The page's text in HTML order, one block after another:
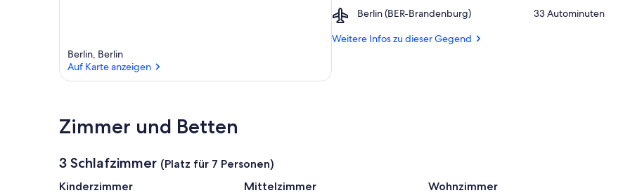
Berlin, Berlin
Auf Karte anzeigen
Arena
Berlin (BER-Brandenburg)
Airport,
(BER-
‪33 Autominuten‬
Weitere Infos zu dieser Gegend
Zimmer und Betten
3 Schlafzimmer (Platz für 7 Personen)
Kinderzimmer
Mittelzimmer Wohnzimmer